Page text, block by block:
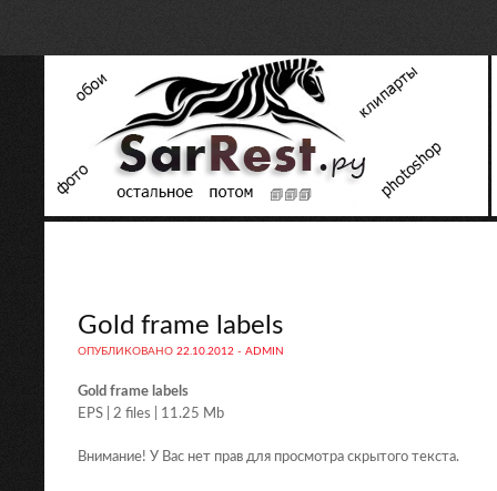
Gold frame labels
ОПУБЛИКОВАНО 22.10.2012 - ADMIN
Gold frame labels
EPS | 2 files | 11.25 Mb
Внимание! У Вас нет прав для просмотра скрытого текста.